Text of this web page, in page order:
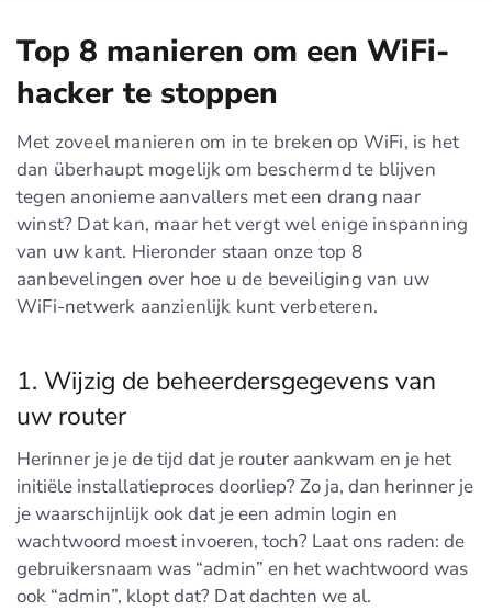
Top 8 manieren om een WiFi-
hacker te stoppen
Met zoveel manieren om in te breken op WiFi, is het
dan überhaupt mogelijk om beschermd te blijven
tegen anonieme aanvallers met een drang naar
winst? Dat kan, maar het vergt wel enige inspanning
van uw kant. Hieronder staan onze top 8
aanbevelingen over hoe u de beveiliging van uw
WiFi-netwerk aanzienlijk kunt verbeteren.
1. Wijzig de beheerdersgegevens van
uw router
Herinner je je de tijd dat je router aankwam en je het
initiële installatieproces doorliep? Zo ja, dan herinner je
je waarschijnlijk ook dat je een admin login en
wachtwoord moest invoeren, toch? Laat ons raden: de
gebruikersnaam was “admin” en het wachtwoord was
ook “admin”, klopt dat? Dat dachten we al.